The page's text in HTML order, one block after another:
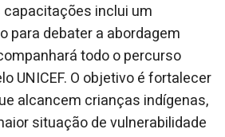
inclui um
para debater a abordagem
todo o percurso
UNICEF. O objetivo é fortalecer
alcancem crianças indígenas,
situação de vulnerabilidade